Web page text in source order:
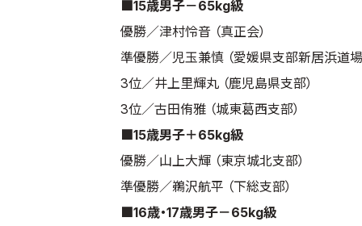
■15歳男子－65kg級
優勝／津村怜音 （真正会）
準優勝／児玉兼慎 （愛媛県支部新居浜道場
3位／井上里輝丸 （鹿児島県支部）
3位／古田侑雅 （城東葛西支部）
■15歳男子＋65kg級
優勝／山上大輝 （東京城北支部）
準優勝／鵜沢航平 （下総支部）
■16歳・17歳男子－65kg級